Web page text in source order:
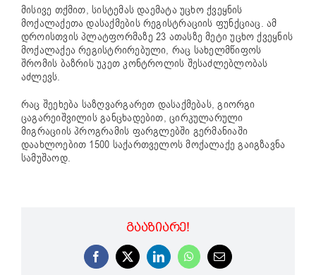
მისივე თქმით, სისტემას დაემატა უცხო ქვეყნის
მოქალაქეთა დასაქმების რეგისტრაციის ფუნქციაც. ამ
დროისთვის პლატფორმაზე 23 ათასზე მეტი უცხო ქვეყნის
მოქალაქეა რეგისტრირებული, რაც სახელმწიფოს
შრომის ბაზრის უკეთ კონტროლის შესაძლებლობას
აძლევს.
რაც შეეხება საზღვარგარეთ დასაქმებას, გიორგი
ცაგარეიშვილის განცხადებით, ცირკულარული
მიგრაციის პროგრამის ფარგლებში გერმანიაში
დაახლოებით 1500 საქართველოს მოქალაქე გაიგზავნა
სამუშაოდ.
ᲒᲐᲐᲖᲘᲐᲠᲔ!
Facebook
X LinkedInWhatsApp
Email